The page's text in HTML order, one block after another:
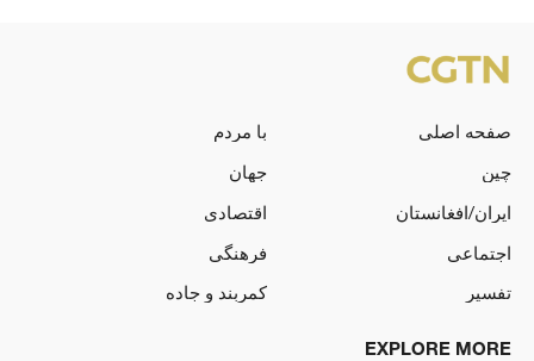
صفحه اصلی
با مردم
چین
جهان
ایران/افغانستان
اقتصادی
اجتماعی
فرهنگی
تفسیر
کمربند و جاده
EXPLORE MORE